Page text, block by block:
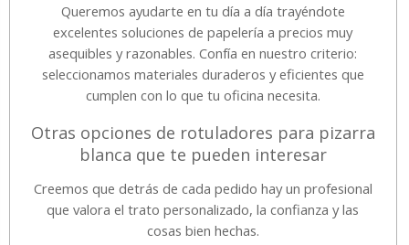
Queremos ayudarte en tu día a día trayéndote
excelentes soluciones de papelería a precios muy
asequibles y razonables. Confía en nuestro criterio:
seleccionamos materiales duraderos y eficientes que
cumplen con lo que tu oficina necesita.
Otras opciones de rotuladores para pizarra
blanca que te pueden interesar
Creemos que detrás de cada pedido hay un profesional
que valora el trato personalizado, la confianza y las
cosas bien hechas.